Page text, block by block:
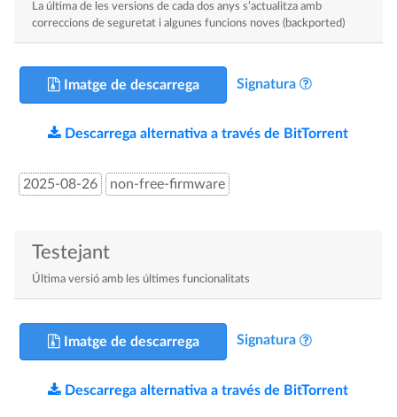
La última de les versions de cada dos anys s’actualitza amb
correccions de seguretat i algunes funcions noves (backported)
Imatge de descarrega Signatura
Descarrega alternativa a través de BitTorrent
2025-08-26 non-free-firmware
Testejant
Última versió amb les últimes funcionalitats
Imatge de descarrega Signatura
Descarrega alternativa a través de BitTorrent